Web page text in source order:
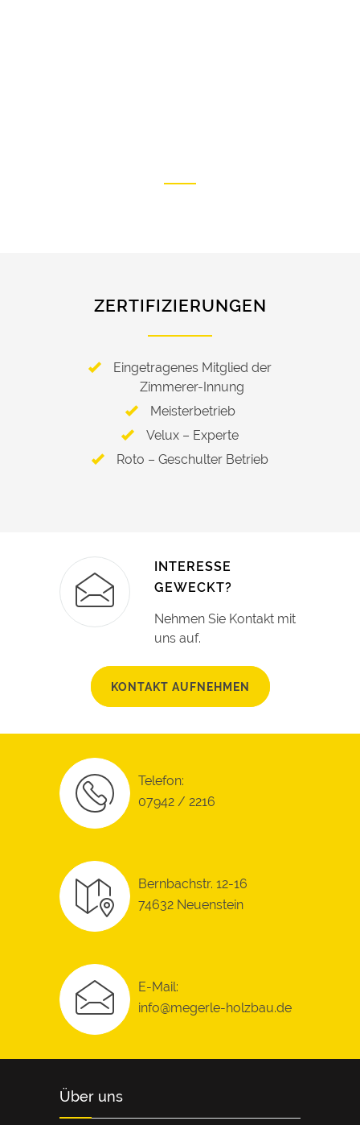
ZERTIFIZIERUNGEN
Eingetragenes Mitglied der
Zimmerer-Innung
Meisterbetrieb
Velux – Experte
Roto – Geschulter Betrieb
INTERESSE
GEWECKT?
Nehmen Sie Kontakt mit
uns auf.
KONTAKT AUFNEHMEN
Telefon:
07942 / 2216
Bernbachstr. 12-16
74632 Neuenstein
E-Mail:
info@megerle-holzbau.de
Über uns